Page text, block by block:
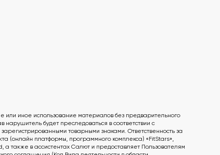
иное использование материалов без предварительного
будет преследоваться в соответствии с
зарегистрированными товарными знаками. Ответственность за
(онлайн платформы, программного комплекса) «FitStars»,
также в ассистентах Салют и предоставляет Пользователям